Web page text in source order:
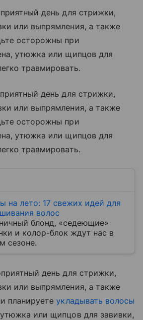
день для стрижки,
или выпрямления, а также
осторожны при
утюжка или щипцов для
травмировать.
день для стрижки,
или выпрямления, а также
осторожны при
утюжка или щипцов для
травмировать.
на лето: 17 свежих идей для
волос
блонд, «седеющие»
и колор-блок ждут нас в
сезоне.
день для стрижки,
или выпрямления, а также
планируетеукладывать волосы
или щипцов для завивки,